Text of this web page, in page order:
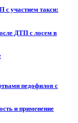
с участием такси:
ДТП с лосем в
педофилов с
и применение